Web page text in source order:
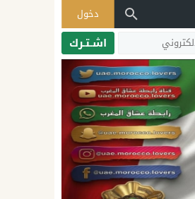
دخول
اشـتـرك